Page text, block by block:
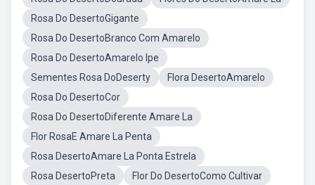
Rosa Do DesertoGigante
Rosa Do DesertoBranco Com Amarelo
Rosa Do DesertoAmarelo Ipe
Sementes Rosa DoDeserty
Flora DesertoAmarelo
Rosa Do DesertoCor
Rosa Do DesertoDiferente Amare La
Flor RosaE Amare La Penta
Rosa DesertoAmare La Ponta Estrela
Rosa DesertoPreta
Flor Do DesertoComo Cultivar